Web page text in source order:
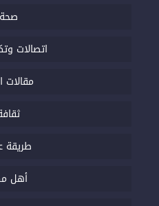
صحة
اتصالات
مقالات
طريقة
أهل